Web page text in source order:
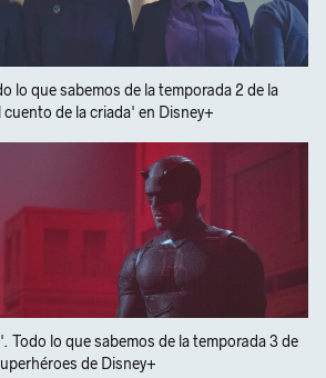
lo que sabemos de la temporada 2 de la
de la criada' en Disney+
Todo lo que sabemos de la temporada 3 de
de Disney+